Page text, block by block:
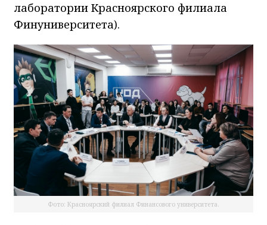
лаборатории Красноярского филиала
Финуниверситета).
Фото: Красноярский филиал Финансового университета.